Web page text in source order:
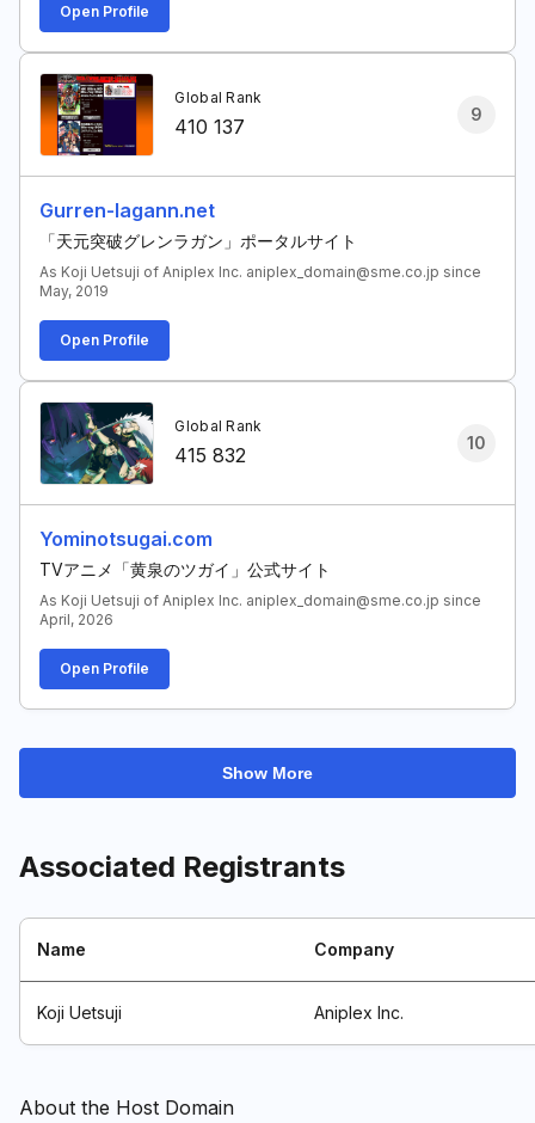
Open Profile
9
Gurren-lagann.net
「天元突破グレンラガン」ポータルサイト
As Koji Uetsuji of Aniplex Inc. aniplex_domain@sme.co.jp since
May, 2019
Global Rank
410 137
Open Profile
10
Yominotsugai.com
TVアニメ「黄泉のツガイ」公式サイト
As Koji Uetsuji of Aniplex Inc. aniplex_domain@sme.co.jp since
April, 2026
Global Rank
415 832
Open Profile
Show More
Associated Registrants
Name Company
Koji Uetsuji Aniplex Inc.
About the Host Domain